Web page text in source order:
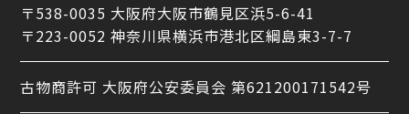
〒538-0035 大阪府大阪市鶴見区浜5-6-41
〒223-0052 神奈川県横浜市港北区綱島東3-7-7
古物商許可 大阪府公安委員会 第621200171542号